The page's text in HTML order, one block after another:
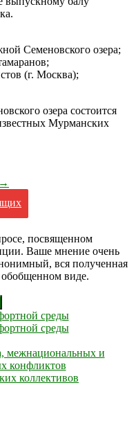
Семеновского озера;
(г. Москва);
озера состоится
Мурманских
→
посвященном
Ваше мнение очень
вся полученная
обобщенном виде.